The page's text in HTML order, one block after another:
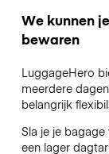
We kunnen
bewaren
LuggageHero
meerdere
belangrijk
Sla je je
een lager